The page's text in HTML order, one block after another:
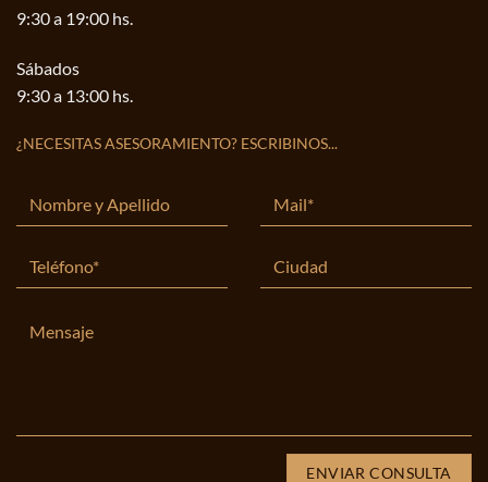
9:30 a 19:00 hs.
Sábados
9:30 a 13:00 hs.
¿NECESITAS ASESORAMIENTO? ESCRIBINOS...